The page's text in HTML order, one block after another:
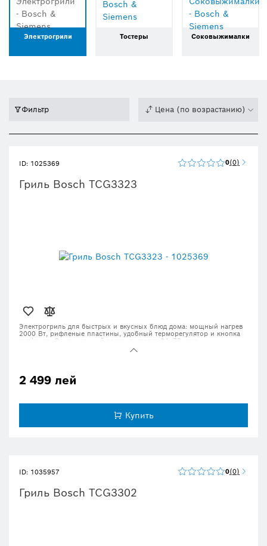
Электрогрили Тостеры Соковыжималки
Фильтр Цена (по возрастанию)
ID: 1025369 0 0
Гриль Bosch TCG3323
Электрогриль для быстрых и вкусных блюд дома: мощный нагрев
2000 Вт, рифленые пластины, удобный терморегулятор и кнопка
вкл/выкл. Оригинальный товар, доставка 24–72 часа.
2 499 лей
Купить
ID: 1035957 0 0
Гриль Bosch TCG3302